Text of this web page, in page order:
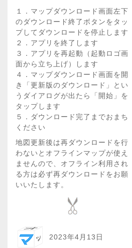
１．マップダウンロード画面左下
のダウンロード終了ボタンをタッ
プしてダウンロードを停止します
２．アプリを終了します
３．アプリを再起動（起動ロゴ画
面から立ち上げ）します
４．マップダウンロード画面を開
き「更新版のダウンロード」とい
うダイアログが出たら「開始」を
タップします
５．ダウンロード完了までおまち
ください
地図更新後は再ダウンロードを行
わないとオフラインマップが使え
ませんので、オフライン利用され
る方は必ず再ダウンロードをお願
いいたします。
2023年4月13日